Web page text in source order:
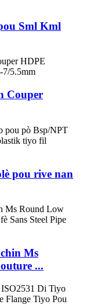
Sml Kml
Couper
pou rive nan
Ms
...